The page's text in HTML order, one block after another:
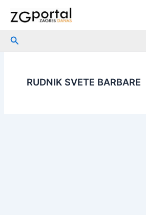
Search
RUDNIK SVETE BARBARE